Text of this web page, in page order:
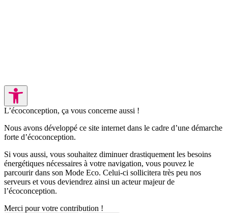
L’écoconception, ça vous concerne aussi !
Nous avons développé ce site internet dans le cadre d’une démarche
forte d’écoconception.
Si vous aussi, vous souhaitez diminuer drastiquement les besoins
énergétiques nécessaires à votre navigation, vous pouvez le
parcourir dans son Mode Eco. Celui-ci sollicitera très peu nos
serveurs et vous deviendrez ainsi un acteur majeur de
l’écoconception.
Merci pour votre contribution !